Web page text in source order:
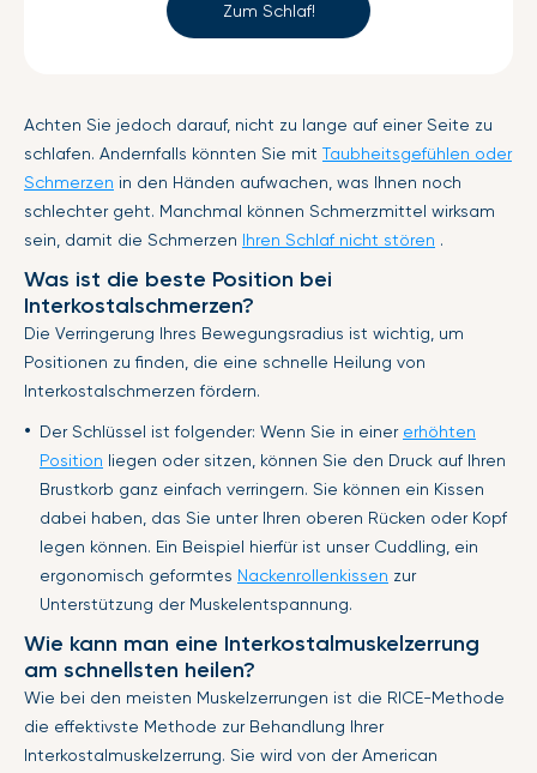
Zum Schlaf!
Achten Sie jedoch darauf, nicht zu lange auf einer Seite zu
schlafen. Andernfalls könnten Sie mit Taubheitsgefühlen oder
Schmerzen in den Händen aufwachen, was Ihnen noch
schlechter geht. Manchmal können Schmerzmittel wirksam
sein, damit die Schmerzen Ihren Schlaf nicht stören .
Was ist die beste Position bei
Interkostalschmerzen?
Die Verringerung Ihres Bewegungsradius ist wichtig, um
Positionen zu finden, die eine schnelle Heilung von
Interkostalschmerzen fördern.
Der Schlüssel ist folgender: Wenn Sie in einer erhöhten
Position liegen oder sitzen, können Sie den Druck auf Ihren
Brustkorb ganz einfach verringern. Sie können ein Kissen
dabei haben, das Sie unter Ihren oberen Rücken oder Kopf
legen können. Ein Beispiel hierfür ist unser Cuddling, ein
ergonomisch geformtes Nackenrollenkissen zur
Unterstützung der Muskelentspannung.
Wie kann man eine Interkostalmuskelzerrung
am schnellsten heilen?
Wie bei den meisten Muskelzerrungen ist die RICE-Methode
die effektivste Methode zur Behandlung Ihrer
Interkostalmuskelzerrung. Sie wird von der American